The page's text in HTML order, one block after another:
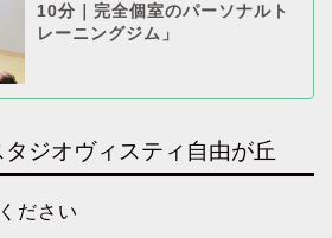
10分｜完全個室のパーソナルト
レーニングジム」
ジオヴィスティ自由が丘
ださい